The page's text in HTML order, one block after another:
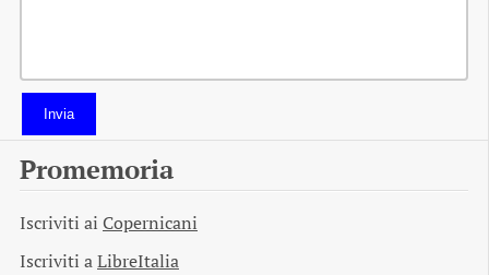
Invia
Promemoria
Iscriviti ai Copernicani
Iscriviti aLibreItalia